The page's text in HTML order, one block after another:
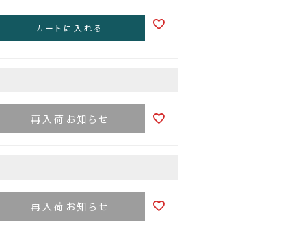
カートに入れる
再入荷お知らせ
再入荷お知らせ